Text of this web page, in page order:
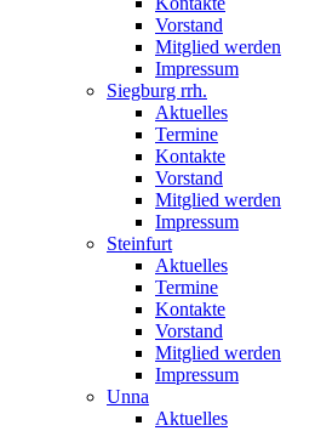
Vorstand
Mitglied werden
Impressum
Siegburg rrh.
Aktuelles
Termine
Kontakte
Vorstand
Mitglied werden
Impressum
Steinfurt
Aktuelles
Termine
Kontakte
Vorstand
Mitglied werden
Impressum
Unna
Aktuelles